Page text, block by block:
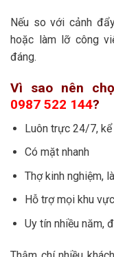
Nếu so với cảnh
hoặc làm lỡ công
đáng.
Vì sao nên
0987 522 144?
Luôn trực 24/7,
Có mặt nhanh
Thợ kinh nghiệm,
Hỗ trợ mọi khu
Uy tín nhiều năm,